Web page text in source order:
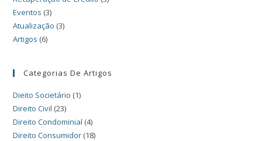
Eventos (3)
Atualização (3)
Artigos (6)
Categorias De Artigos
Dieito Societário (1)
Direito Civil (23)
Direito Condominial (4)
Direito Consumidor (18)